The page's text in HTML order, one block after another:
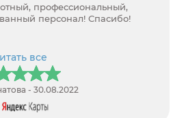
профессиональный,
персонал! Спасибо!
все
- 30.08.2022